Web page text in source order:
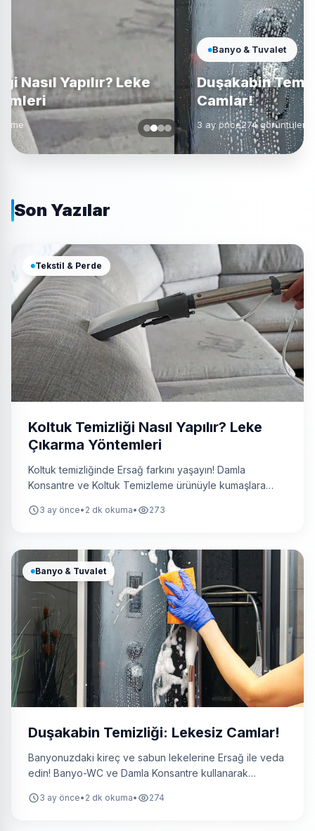
Duşakabin Temizliği: Lekesiz
Camlar!
3 ay önce274 görüntüleme
Son Yazılar
Tekstil & Perde
Koltuk Temizliği Nasıl Yapılır? Leke
Çıkarma Yöntemleri
Koltuk temizliğinde Ersağ farkını yaşayın! Damla
Konsantre ve Koltuk Temizleme ürünüyle kumaşlara
temizleyeceğinizi öğrenin. Işıl ışıl koltuklar için ipuçları
3 ay önce• 2 dk okuma• 273
Banyo & Tuvalet
Duşakabin Temizliği: Lekesiz Camlar!
Banyonuzdaki kireç ve sabun lekelerine Ersağ ile veda
edin! Banyo-WC ve Damla Konsantre kullanarak
anlattık. Tertemiz ve lekesiz bir banyo için pratik ipuçları
3 ay önce• 2 dk okuma• 274